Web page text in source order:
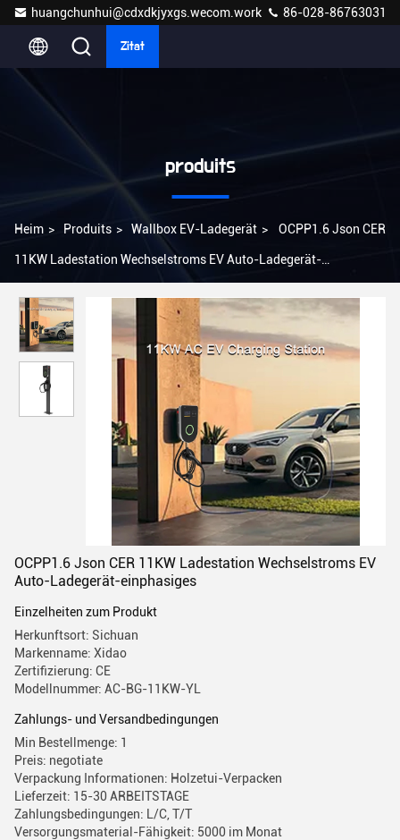
huangchunhui@cdxdkjyxgs.wecom.work 86-028-86763031
Zitat
produits
Heim > Produits > Wallbox EV-Ladegerät > OCPP1.6 Json CER
11KW Ladestation Wechselstroms EV Auto-Ladegerät-
OCPP1.6 Json CER 11KW Ladestation Wechselstroms EV
Auto-Ladegerät-einphasiges
Einzelheiten zum Produkt
Herkunftsort: Sichuan
Markenname: Xidao
Zertifizierung: CE
Modellnummer: AC-BG-11KW-YL
Zahlungs- und Versandbedingungen
Min Bestellmenge: 1
Preis: negotiate
Verpackung Informationen: Holzetui-Verpacken
Lieferzeit: 15-30 ARBEITSTAGE
Zahlungsbedingungen: L/C, T/T
Versorgungsmaterial-Fähigkeit: 5000 im Monat